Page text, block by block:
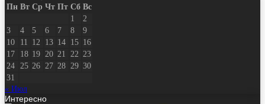
Пн Вт Ср Чт Пт Сб Вс
1
2
3
4 5 6 7 8
9
10
11 12 13 14 15 16
17
18 19 20 21 22 23
24
25 26 27 28 29 30
31
« Июл
Интересно